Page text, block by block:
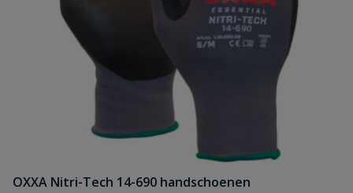
OXXA Nitri-Tech 14-690 handschoenen